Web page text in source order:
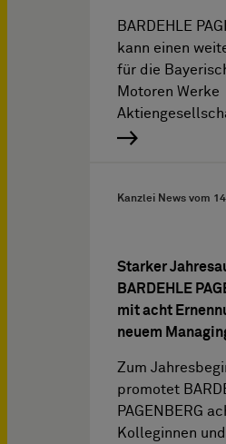
BARDEHLE
kann einen
für die
Motoren Werke
Kanzlei News vom
Starker
BARDEHLE
mit acht
neuem
Zum
promotet
PAGENBERG
Kolleginnen